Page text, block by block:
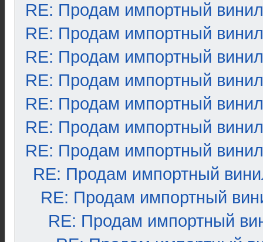
RE: Продам импортный винил
RE: Продам импортный винил
RE: Продам импортный винил
RE: Продам импортный винил
RE: Продам импортный винил
RE: Продам импортный винил
RE: Продам импортный винил
RE: Продам импортный
RE: Продам импортный
RE: Продам импортный